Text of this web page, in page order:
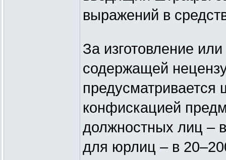
выражений в
За изготовление
содержащей
конфискацией
должностных лиц –
для юрлиц – в